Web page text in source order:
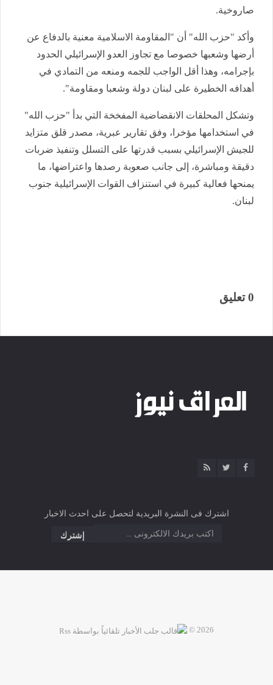
صاروخية.
وأكد "حزب الله" أن "المقاومة الاسلامية معنية بالدفاع عن
أرضها وشعبها خصوصا مع تجاوز العدو الإسرائيلي الحدود
بإجرامه، وهذا أقل الواجب للجمه ومنعه من التمادي في
أهدافه الخطيرة على لبنان دولة وشعبا ومقاومة".
وتشكل المحلقات الانقضاضية المفخخة التي بدأ "حزب الله"
في استخدامها مؤخرا، وفق تقارير عبرية، مصدر قلق متزايد
للجيش الإسرائيلي بسبب قدرتها على التسلل وتنفيذ ضربات
دقيقة ومباشرة، إلى جانب صعوبة رصدها واعتراضها، ما
يمنحها فعالية كبيرة في استنزاف القوات الإسرائيلية جنوب
لبنان.
0 تعليق
اشترك فى النشرة البريدية لتحصل على احدث الاخبار
2026 ©